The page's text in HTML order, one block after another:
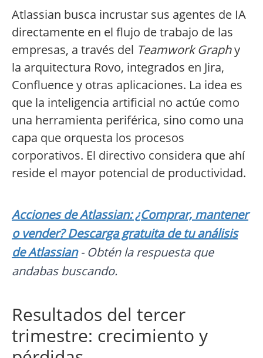
Atlassian busca incrustar sus agentes de IA
directamente en el flujo de trabajo de las
empresas, a través del Teamwork Graphy
la arquitectura Rovo, integrados en Jira,
Confluence y otras aplicaciones. La idea es
que la inteligencia artificial no actúe como
una herramienta periférica, sino como una
capa que orquesta los procesos
corporativos. El directivo considera que ahí
reside el mayor potencial de productividad.
Acciones de Atlassian: ¿Comprar, mantener
o vender? Descarga gratuita de tu análisis
de Atlassian- Obtén la respuesta que
andabas buscando.
Resultados del tercer
trimestre: crecimiento y